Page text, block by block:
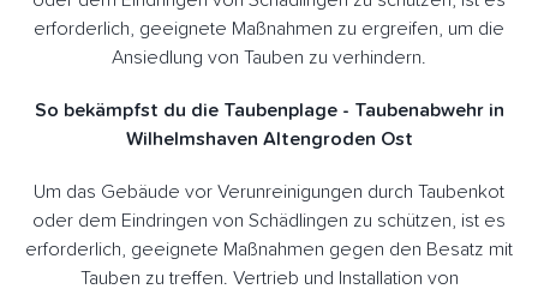
erforderlich, geeignete Maßnahmen zu ergreifen, um die
Ansiedlung von Tauben zu verhindern.
So bekämpfst du die Taubenplage - Taubenabwehr in
Wilhelmshaven Altengroden Ost
Um das Gebäude vor Verunreinigungen durch Taubenkot
oder dem Eindringen von Schädlingen zu schützen, ist es
erforderlich, geeignete Maßnahmen gegen den Besatz mit
Tauben zu treffen. Vertrieb und Installation von